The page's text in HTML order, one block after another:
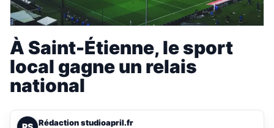
À Saint-Étienne, le sport
local gagne un relais
national
Rédaction studioapril.fr